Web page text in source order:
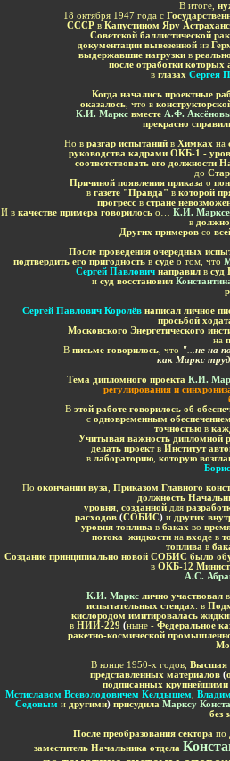
В итоге,
18 октября 1947 года с
СССР в Капустином Яру
Советской баллистической
документации вывезенной из
выдержавшие нагрузки в
после отработки которых
вглазах Сергея
Когда начались проектные
оказалось , что в
К.И. Маркс вместе А.Ф.
прекрасно
Но в разгар испытаний в Химках на
руководства кадрами ОКБ-1 -
соответствовать его должности
до
Причиной появления приказа о
в газете "Правда" в которой
прогресс в стране
И в качестве примера говорилось о… К.И. Марксе
в
Других примеров со
После проведения очередных
подтвердить его пригодность в суде о том, что
Сергей Павлович направил в суд
и суд восстановил
Сергей Павлович Королёв написал личное
просьбой
Московского Энергетического
на
В письме говорилось, что "... не на
как Маркс
Тема дипломного проекта К.И.
регулирования и
В этой работе говорилось об
с одновременным
точностью в
Учитывая важность дипломной
делать проектв Институт
влабораторию, которую
По окончании вуза
Приказом Главного
должность
уровня, созданной для
расходов (СОБИС) и других
уровня топлива в баках во
потока жидкости на входе в
топлива в
Создание принципиально новой СОБИС было
в ОКБ-12
А.С.
К.И. Маркс лично участвовал
испытательных стендах: в
кислородом имитировалась
в НИИ-229 (ныне - Федеральное
ракетно-космической
В конце 1950-х годов, Высшая
представленных материалов (
подписанных
Мстиславом Всеволодовичем Келдышем
Седовым и другими) присудила Марксу
без
После преобразования сектора по
заместитель Начальника отдела